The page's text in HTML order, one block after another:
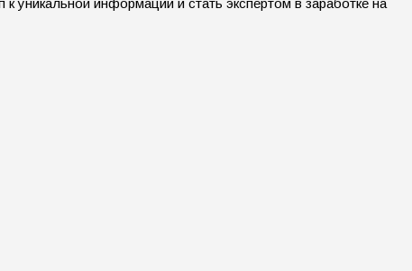
уникальной информации и стать экспертом в заработке на